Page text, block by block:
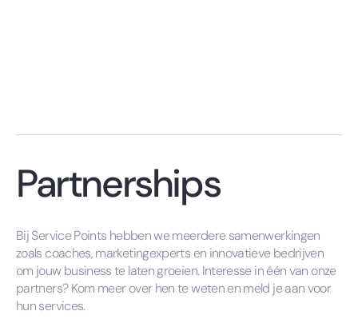
Partnerships
Bij Service Points hebben we meerdere samenwerkingen
zoals coaches, marketingexperts en innovatieve bedrijven
om jouw business te laten groeien. Interesse in één van onze
partners? Kom meer over hen te weten en meld je aan voor
hun services.